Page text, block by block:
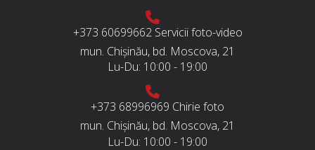
+373 60699662 Servicii foto-video
mun. Chișinău, bd. Moscova, 21
Lu-Du: 10:00 - 19:00
+373 68996969 Chirie foto
mun. Chișinău, bd. Moscova, 21
Lu-Du: 10:00 - 19:00